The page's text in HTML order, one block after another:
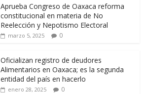
Aprueba Congreso de Oaxaca reforma
constitucional en materia de No
Reelección y Nepotismo Electoral
marzo 5, 2025 0
Oficializan registro de deudores
Alimentarios en Oaxaca; es la segunda
entidad del país en hacerlo
enero 28, 2025 0